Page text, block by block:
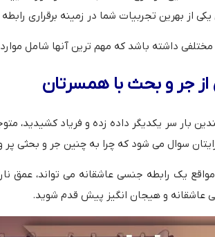
از بهرین تجربیات شما در زمینه برقراری
داشته باشد که مهم ترین آنها شامل
جر و بحث با همسرتان
بار سر یکدیگر داده زده و فریاد
سوال می شود که چرا به چنین جر و بحثی پر
یک رابطه جنسی عاشقانه می تواند،
عاشقانه و هیجان انگیز پیش قدم شوید.